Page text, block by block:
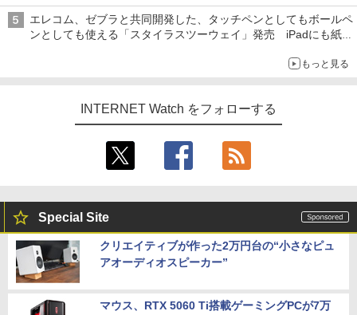
水理史の「イニシャルB」チャンネル】
エレコム、ゼブラと共同開発した、タッチペンとしてもボールペ
ンとしても使える「スタイラスツーウェイ」発売 iPadにも紙に
もっと見る
INTERNET Watch をフォローする
Special Site
クリエイティブが作った2万円台の“小さなピュ
アオーディオスピーカー”
マウス、RTX 5060 Ti搭載ゲーミングPCが7万